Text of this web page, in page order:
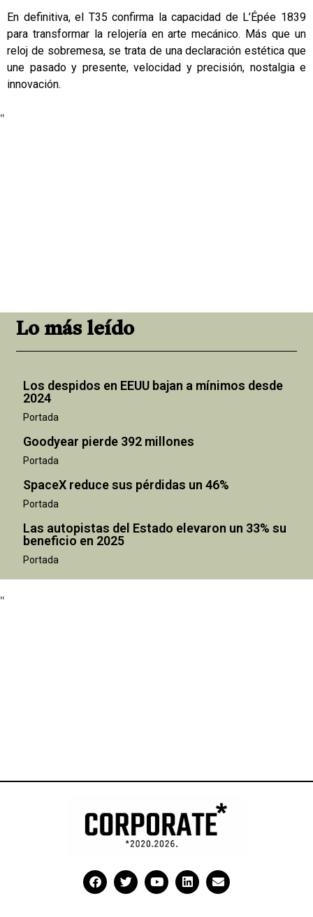
En definitiva, el T35 confirma la capacidad de L’Épée 1839
para transformar la relojería en arte mecánico. Más que un
reloj de sobremesa, se trata de una declaración estética que
une pasado y presente, velocidad y precisión, nostalgia e
innovación.
"
Lo más leído
Los despidos en EEUU bajan a mínimos desde
2024
Portada
Goodyear pierde 392 millones
Portada
SpaceX reduce sus pérdidas un 46%
Portada
Las autopistas del Estado elevaron un 33% su
beneficio en 2025
Portada
"